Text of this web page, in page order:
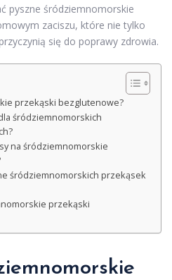
pyszne śródziemnomorskie
zaciszu, które nie tylko
się do poprawy zdrowia.
przekąski bezglutenowe?
śródziemnomorskich
na śródziemnomorskie
śródziemnomorskich przekąsek
przekąski